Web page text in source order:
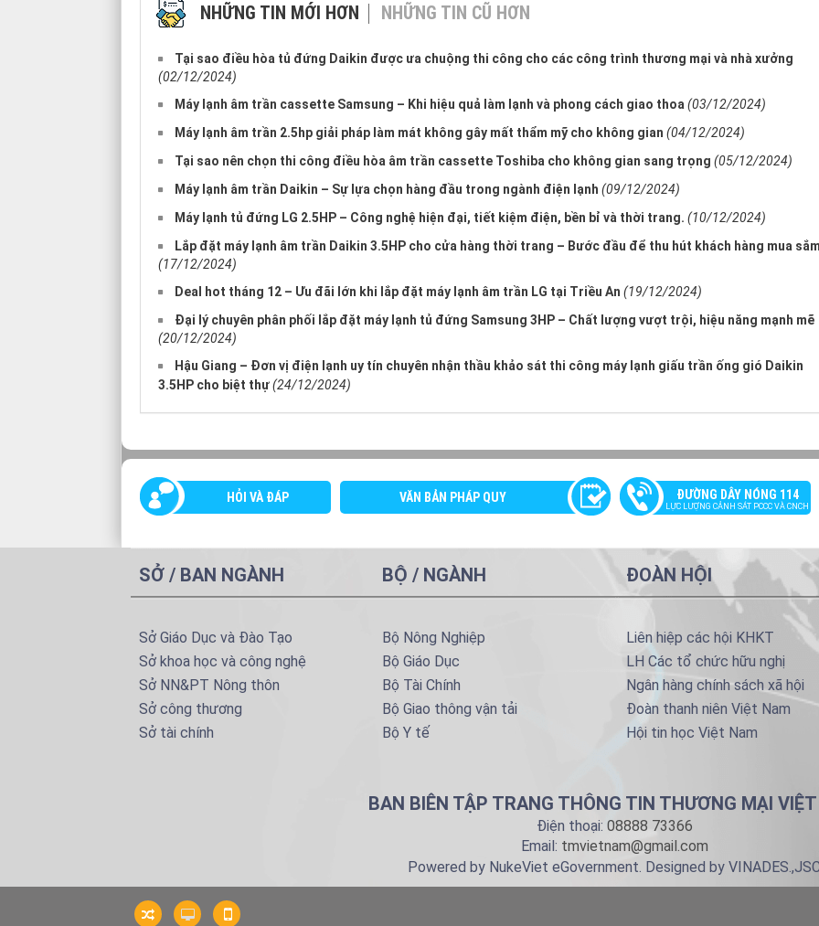
NHỮNG TIN MỚI HƠN NHỮNG TIN CŨ HƠN
Tại sao điều hòa tủ đứng Daikin được ưa chuộng thi công cho các công trình thương mại và nhà xưởng
(02/12/2024)
Máy lạnh âm trần cassette Samsung – Khi hiệu quả làm lạnh và phong cách giao thoa (03/12/2024)
Máy lạnh âm trần 2.5hp giải pháp làm mát không gây mất thẩm mỹ cho không gian (04/12/2024)
Tại sao nên chọn thi công điều hòa âm trần cassette Toshiba cho không gian sang trọng (05/12/2024)
Máy lạnh âm trần Daikin – Sự lựa chọn hàng đầu trong ngành điện lạnh (09/12/2024)
Máy lạnh tủ đứng LG 2.5HP – Công nghệ hiện đại, tiết kiệm điện, bền bỉ và thời trang. (10/12/2024)
Lắp đặt máy lạnh âm trần Daikin 3.5HP cho cửa hàng thời trang – Bước đầu để thu hút khách hàng mua
(17/12/2024)
Deal hot tháng 12 – Ưu đãi lớn khi lắp đặt máy lạnh âm trần LG tại Triều An (19/12/2024)
Đại lý chuyên phân phối lắp đặt máy lạnh tủ đứng Samsung 3HP – Chất lượng vượt trội, hiệu năng mạnh mẽ
(20/12/2024)
Hậu Giang – Đơn vị điện lạnh uy tín chuyên nhận thầu khảo sát thi công máy lạnh giấu trần ống gió Daikin
3.5HP cho biệt thự(24/12/2024)
HỎI VÀ ĐÁP VĂN BẢN PHÁP QUY ĐƯỜNG DÂY NÓNG 114
LỰC LƯỢNG CẢNH SÁT PCCC VÀ CNCH
SỞ / BAN NGÀNH
Sở Giáo Dục và Đào Tạo
Sở khoa học và công nghệ
Sở NN&PT Nông thôn
Sở công thương
Sở tài chính
BỘ / NGÀNH
Bộ Nông Nghiệp
Bộ Giáo Dục
Bộ Tài Chính
Bộ Giao thông vận tải
Bộ Y tế
ĐOÀN HỘI
Liên hiệp các hội KHKT
LH Các tổ chức hữu nghị
Ngân hàng chính sách xã hội
Đoàn thanh niên Việt Nam
Hội tin học Việt Nam
BAN BIÊN TẬP TRANG THÔNG TIN THƯƠNG MẠI
Điện thoại: 08888 73366
Email: tmvietnam@gmail.com
Powered by NukeViet eGovernment. Designed by